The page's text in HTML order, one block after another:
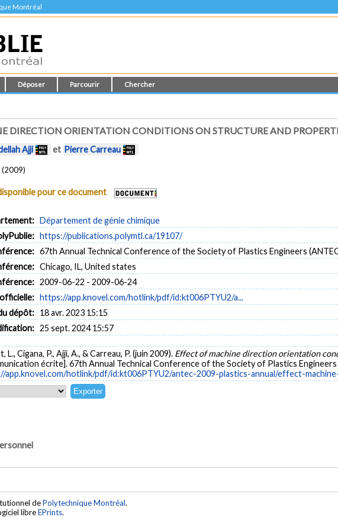
Montréal
Déposer Parcourir Chercher
DIRECTION ORIENTATION CONDITIONS ON STRUCTURE AND
Ajji et Pierre Carreau
(2009)
pour ce document
Département de génie chimique
https://publications.polymtl.ca/19107/
67th Annual Technical Conference of the Society of Plastics Engineers
Chicago, IL, United states
2009-06-22 - 2009-06-24
https://app.knovel.com/hotlink/pdf/id:kt006PTYU2/a...
dépôt: 18 avr. 2023 15:15
25 sept. 2024 15:57
L., Cigana, P., Ajji, A., & Carreau, P. (juin 2009). Effect of machine direction orientation
écrite]. 67th Annual Technical Conference of the Society of Plastics
app.knovel.com/hotlink/pdf/id:kt006PTYU2/antec-2009-plastics-annual/effect-
dePolytechnique Montréal.
libreEPrints.